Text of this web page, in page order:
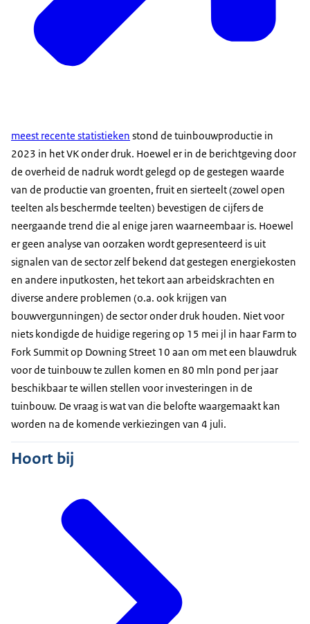
meest recente statistieken stond de tuinbouwproductie in
2023 in het VK onder druk. Hoewel er in de berichtgeving door
de overheid de nadruk wordt gelegd op de gestegen waarde
van de productie van groenten, fruit en sierteelt (zowel open
teelten als beschermde teelten) bevestigen de cijfers de
neergaande trend die al enige jaren waarneembaar is. Hoewel
er geen analyse van oorzaken wordt gepresenteerd is uit
signalen van de sector zelf bekend dat gestegen energiekosten
en andere inputkosten, het tekort aan arbeidskrachten en
diverse andere problemen (o.a. ook krijgen van
bouwvergunningen) de sector onder druk houden. Niet voor
niets kondigde de huidige regering op 15 mei jl in haar Farm to
Fork Summit op Downing Street 10 aan om met een blauwdruk
voor de tuinbouw te zullen komen en 80 mln pond per jaar
beschikbaar te willen stellen voor investeringen in de
tuinbouw. De vraag is wat van die belofte waargemaakt kan
worden na de komende verkiezingen van 4 juli.
Hoort bij